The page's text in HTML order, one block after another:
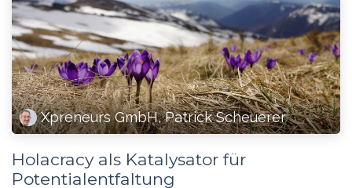
Xpreneurs GmbH, Patrick Scheuerer
Holacracy als Katalysator für
Potentialentfaltung